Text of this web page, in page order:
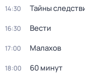
14:30 Тайны
16:30 Вести
17:00 Малахов
18:00 60 минут